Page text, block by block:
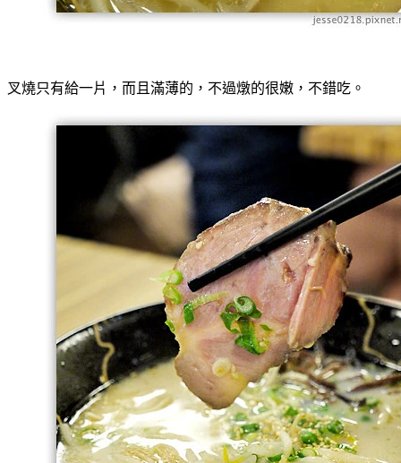
叉燒只有給一片，而且滿薄的，不過燉的很嫩，不錯吃。